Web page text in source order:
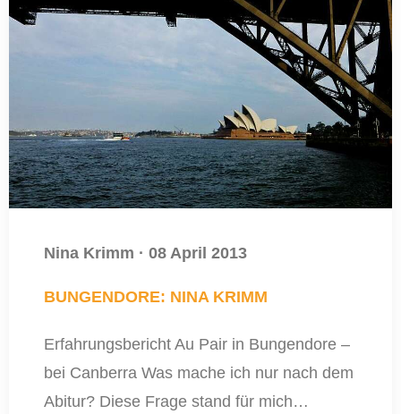
Nina Krimm · 08 April 2013
BUNGENDORE: NINA KRIMM
Erfahrungsbericht Au Pair in Bungendore –
bei Canberra Was mache ich nur nach dem
Abitur? Diese Frage stand für mich…